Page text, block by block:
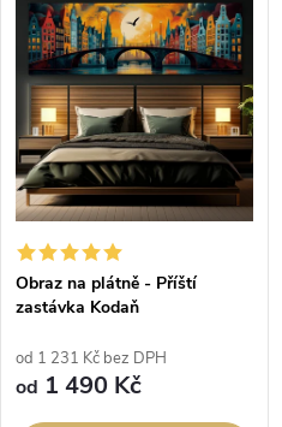
Obraz na plátně - Příští
zastávka Kodaň
od 1 231 Kč bez DPH
od 1 490 Kč